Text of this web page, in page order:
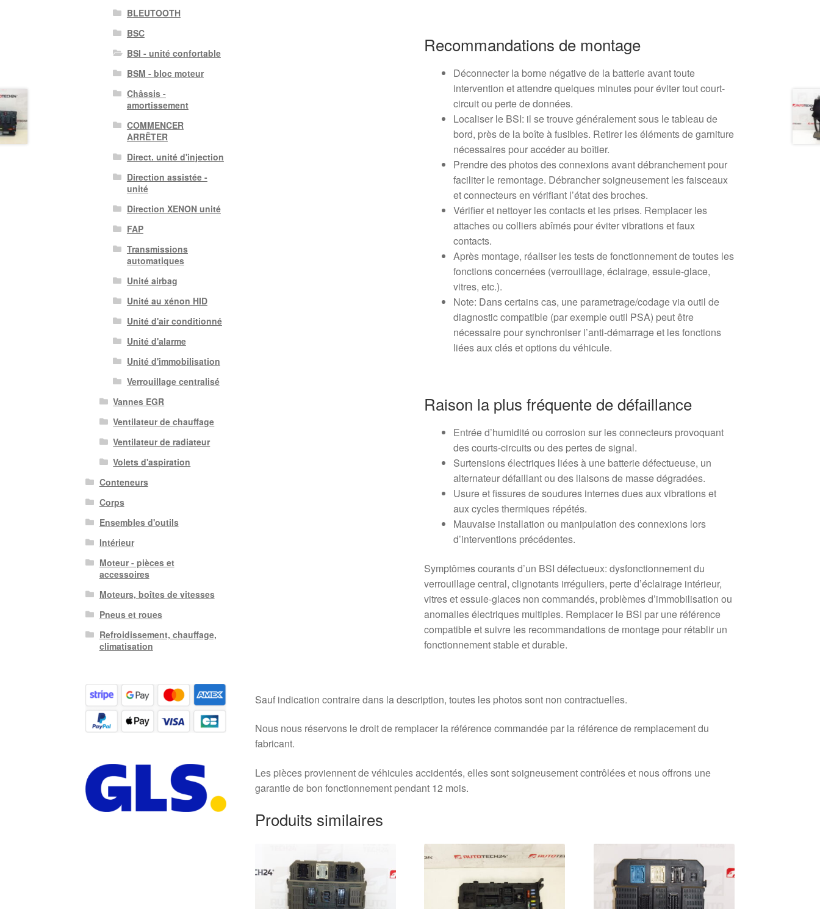
Recommandations de montage
Déconnecter la borne négative de la batterie avant toute
intervention et attendre quelques minutes pour éviter tout court-
circuit ou perte de données.
Localiser le BSI: il se trouve généralement sous le tableau de
bord, près de la boîte à fusibles. Retirer les éléments de garniture
nécessaires pour accéder au boîtier.
Prendre des photos des connexions avant débranchement pour
faciliter le remontage. Débrancher soigneusement les faisceaux
et connecteurs en vérifiant l’état des broches.
Vérifier et nettoyer les contacts et les prises. Remplacer les
attaches ou colliers abîmés pour éviter vibrations et faux
contacts.
Après montage, réaliser les tests de fonctionnement de toutes les
fonctions concernées (verrouillage, éclairage, essuie-glace,
vitres, etc.).
Note: Dans certains cas, une parametrage/codage via outil de
diagnostic compatible (par exemple outil PSA) peut être
nécessaire pour synchroniser l’anti-démarrage et les fonctions
liées aux clés et options du véhicule.
Raison la plus fréquente de défaillance
Entrée d’humidité ou corrosion sur les connecteurs provoquant
des courts-circuits ou des pertes de signal.
Surtensions électriques liées à une batterie défectueuse, un
alternateur défaillant ou des liaisons de masse dégradées.
Usure et fissures de soudures internes dues aux vibrations et
aux cycles thermiques répétés.
Mauvaise installation ou manipulation des connexions lors
d’interventions précédentes.
Symptômes courants d’un BSI défectueux: dysfonctionnement du
verrouillage central, clignotants irréguliers, perte d’éclairage intérieur,
vitres et essuie-glaces non commandés, problèmes d’immobilisation ou
anomalies électriques multiples. Remplacer le BSI par une référence
compatible et suivre les recommandations de montage pour rétablir un
fonctionnement stable et durable.
Sauf indication contraire dans la description, toutes les photos sont non contractuelles.
Nous nous réservons le droit de remplacer la référence commandée par la référence de remplacement du
fabricant.
Les pièces proviennent de véhicules accidentés, elles sont soigneusement contrôlées et nous offrons une
garantie de bon fonctionnement pendant 12 mois.
Produits similaires
BLEUTOOTH
BSC
BSI - unité confortable
BSM - bloc moteur
Châssis -
amortissement
COMMENCER
ARRÊTER
Direct. unité d'injection
Direction assistée -
unité
Direction XENON unité
FAP
Transmissions
automatiques
Unité airbag
Unité au xénon HID
Unité d'air conditionné
Unité d'alarme
Unité d'immobilisation
Verrouillage centralisé
Vannes EGR
Ventilateur de chauffage
Ventilateur de radiateur
Volets d'aspiration
Conteneurs
Corps
Ensembles d'outils
Intérieur
Moteur - pièces et
accessoires
Moteurs, boîtes de vitesses
Pneus et roues
Refroidissement, chauffage,
climatisation